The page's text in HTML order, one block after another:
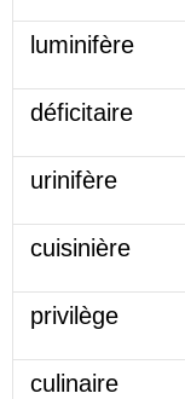
luminifère
déficitaire
urinifère
cuisinière
privilège
culinaire